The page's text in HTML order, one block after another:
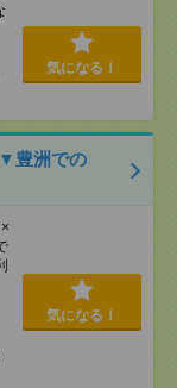
気になる！
豊洲での
気になる！